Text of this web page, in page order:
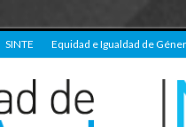
SINTE Equidad e Igualdad de